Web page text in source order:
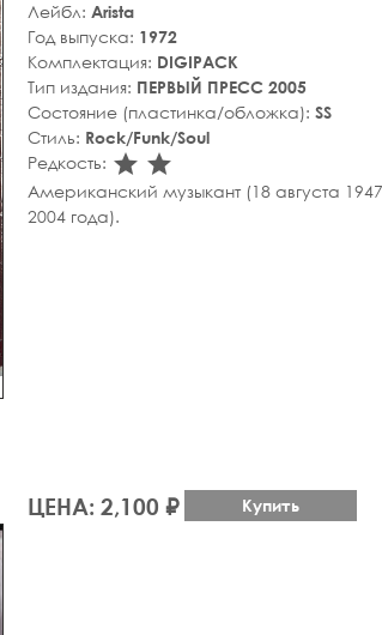
Лейбл: Arista
Год выпуска: 1972
Комплектация: DIGIPACK
Тип издания: ПЕРВЫЙ ПРЕСС 2005
Состояние (пластинка/обложка): SS
Стиль: Rock/Funk/Soul
Редкость: star_rate
star_rate
Американский музыкант (18 августа
2004 года).
ЦЕНА: 2,100 ₽ Купить